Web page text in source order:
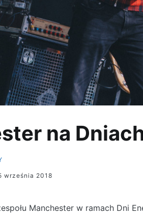
na
września 2018
Manchester w ramach Dni